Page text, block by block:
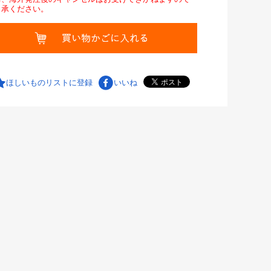
ください。
ほしいものリストに登録 いいね